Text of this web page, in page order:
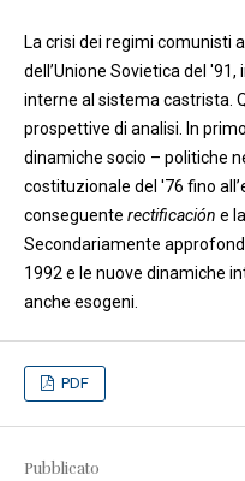
La crisi dei regimi comunisti
dell’Unione Sovietica del
interne al sistema castrista.
prospettive di analisi. In
dinamiche socio – politiche
costituzionale del '76 fino
conseguente rectificación e
Secondariamente
1992 e le nuove dinamiche
anche esogeni.
PDF
Pubblicato